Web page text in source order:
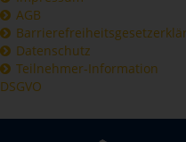
AGB
Datenschutz
Teilnehmer-Information
DSGVO